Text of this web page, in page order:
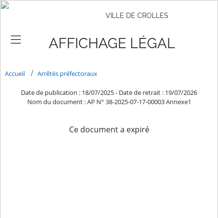
VILLE DE CROLLES
AFFICHAGE LÉGAL
Accueil Arrêtés préfectoraux
Date de publication : 18/07/2025- Date de retrait : 19/07/2026
Nom du document : AP N° 38-2025-07-17-00003 Annexe1
Ce document a expiré